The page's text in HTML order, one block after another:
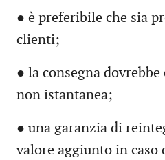
● è preferibile che sia
clienti;
● la consegna dovrebbe
non istantanea;
● una garanzia di
valore aggiunto in caso